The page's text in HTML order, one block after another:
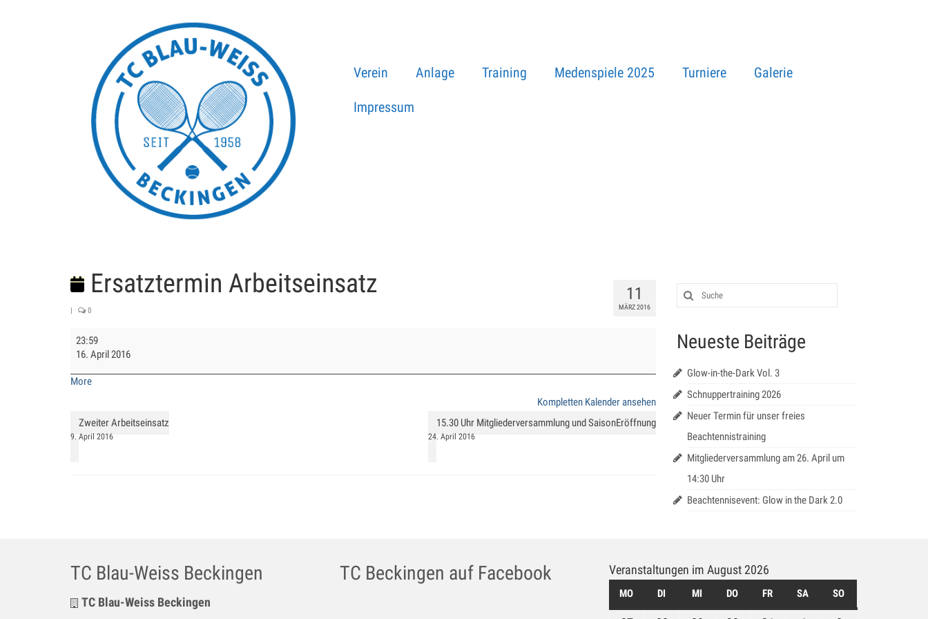
Verein Anlage Training Medenspiele 2025 Turniere Galerie
Impressum
11
MÄRZ 2016
Ersatztermin Arbeitseinsatz
| 0
Ersatztermin
Arbeitseinsatz
23:59
16. April 2016
Moreabout
Kompletten Kalender ansehen
Zweiter Arbeitseinsatz
9. April 2016
15.30 Uhr Mitgliederversammlung und SaisonEröffnung
24. April 2016
Neueste Beiträge
Glow-in-the-Dark Vol. 3
Schnuppertraining 2026
Neuer Termin für unser freies
Beachtennistraining
Mitgliederversammlung am 26. April um
14:30 Uhr
Beachtennisevent: Glow in the Dark 2.0
TC Blau-Weiss Beckingen
TC Blau-Weiss Beckingen
TC Beckingen auf Facebook Veranstaltungen im August 2026
MO MONTAG
DI DIENSTAG
MI MITTWOCH
DODONNERSTAG
FRFREITAG
SA SAMSTAG
SO